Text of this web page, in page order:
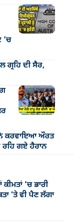
’ਚ
ਗ੍ਰਹਿ ਦੀ ਸੈਰ,
ਕਰਵਾਇਆ ਔਰਤ
ਰਹਿ ਗਏ ਹੈਰਾਨ
’ਚ ਭਾਰੀ
’ਤੇ ਵੀ ਪੈਣ ਲੱਗਾ